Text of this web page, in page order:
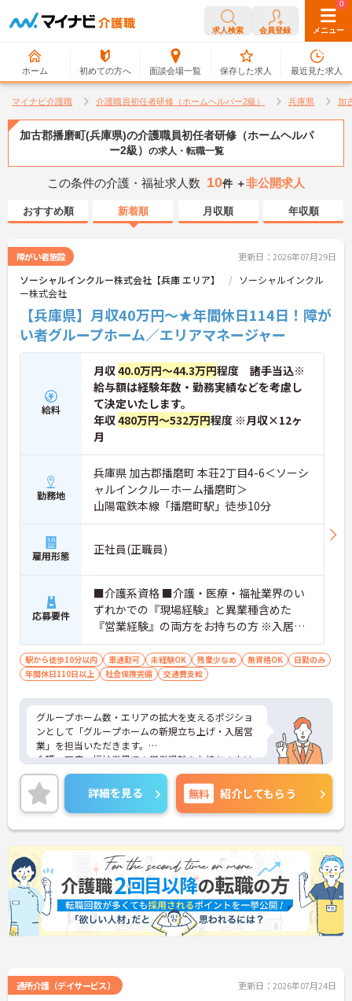
求人検索 会員登録 メニュー
ホーム 初めての方へ 面談会場一覧
0
保存した求人
0
最近見た求人
マイナビ介護職 介護職員初任者研修（ホームヘルパー2級） 兵庫県 加
加古郡播磨町(兵庫県)の介護職員初任者研修（ホームヘルパ
ー2級） の求人・転職一覧
この条件の介護・福祉求人数 10件 ＋非公開求人
おすすめ順 新着順 月収順 年収順
障がい者施設 更新日：2026年07月29日
ソーシャルインクルー株式会社【兵庫 エリア】
ソーシャルインクル
ー株式会社
【兵庫県】月収40万円～★年間休日114日！障が
い者グループホーム／エリアマネージャー
給料
月収40.0万円～44.3万円程度 諸手当込※
給与額は経験年数・勤務実績などを考慮し
て決定いたします。
年収480万円～532万円程度 ※月収×12ヶ
月
勤務地
兵庫県 加古郡播磨町 本荘2丁目4-6＜ソーシ
ャルインクルーホーム播磨町＞
山陽電鉄本線「播磨町駅」徒歩10分
雇用形態 正社員(正職員)
応募要件
■介護系資格 ■介護・医療・福祉業界のい
ずれかでの『現場経験』と異業種含めた
『営業経験』の両方をお持ちの方 ※入居営
業の経験（施設長兼任可）必須 ※介護・医
療・福祉業界での営業経験お持ちの方はも
ちろん大歓迎 ※入居相談員の経験、施設管
務の経験がある方歓迎 ■普通自動車免許(AT
限定可)
駅から徒歩10分以内 車通勤可 未経験OK 残業少なめ 無資格OK
日勤のみ
年間休日110日以上
社会保険完備 交通費支給
グループホーム数・エリアの拡大を支えるポジショ
ンとして「グループホームの新規立ち上げ・入居営
業」を担当いただきます。
介護・医療・福祉業界での営業経験をお持ちの方は
もちろん、入居相談員の経験、採用業務やマネジメ
ント経験のある方も即戦力としてご活躍いただま
す。子育て中の方も無理なく働ける環境です。年間
休日114日あり、ワークライフバランスも大切にし
ていただます。
ご興味のある方には、面接対策ポイントなど、さら
に詳細をお話しいたしますのでお気軽にご相談くだ
さい！
詳細を見る 無料 紹介してもらう
通所介護（デイサービス） 更新日：2026年07月24日